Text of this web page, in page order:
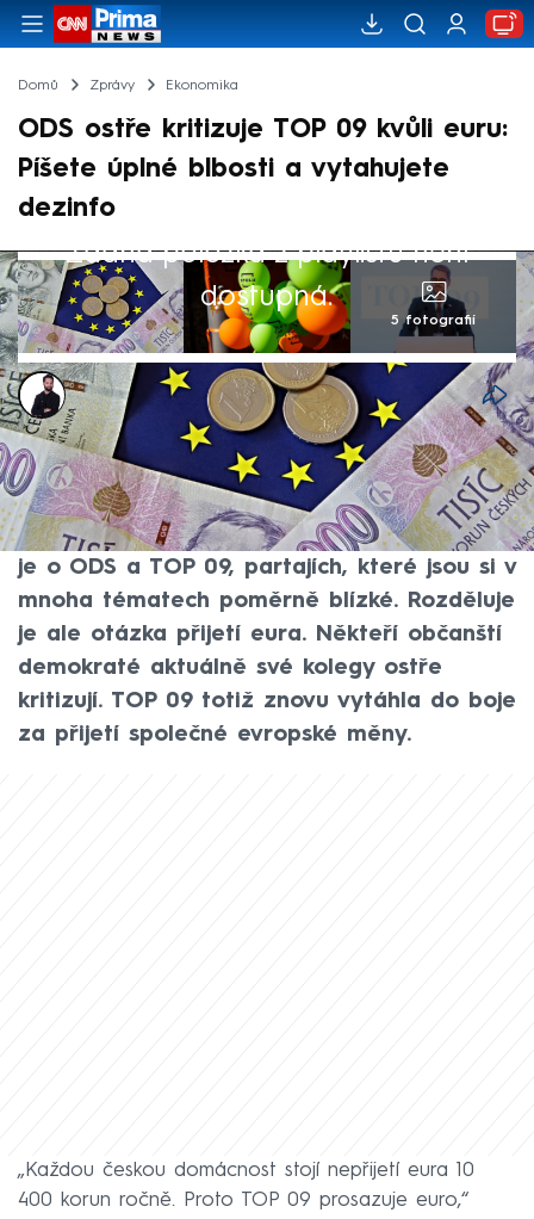
Domů Zprávy Ekonomika
ODS ostře kritizuje TOP 09 kvůli euru:
Píšete úplné blbosti a vytahujete
dezinfo
Žádná položka z playlistu není
dostupná.
5 fotografií
Marek Veselý
2. čvn 2026, 11:37
Společně seděli jejich představitelé ve dvou
vládách a v minulosti tyto strany značně
propojily své osudy skrze koalici Spolu. Řeč
je o ODS a TOP 09, partajích, které jsou si v
mnoha tématech poměrně blízké. Rozděluje
je ale otázka přijetí eura. Někteří občanští
demokraté aktuálně své kolegy ostře
kritizují. TOP 09 totiž znovu vytáhla do boje
za přijetí společné evropské měny.
„Každou českou domácnost stojí nepřijetí eura 10
400 korun ročně. Proto TOP 09 prosazuje euro,“